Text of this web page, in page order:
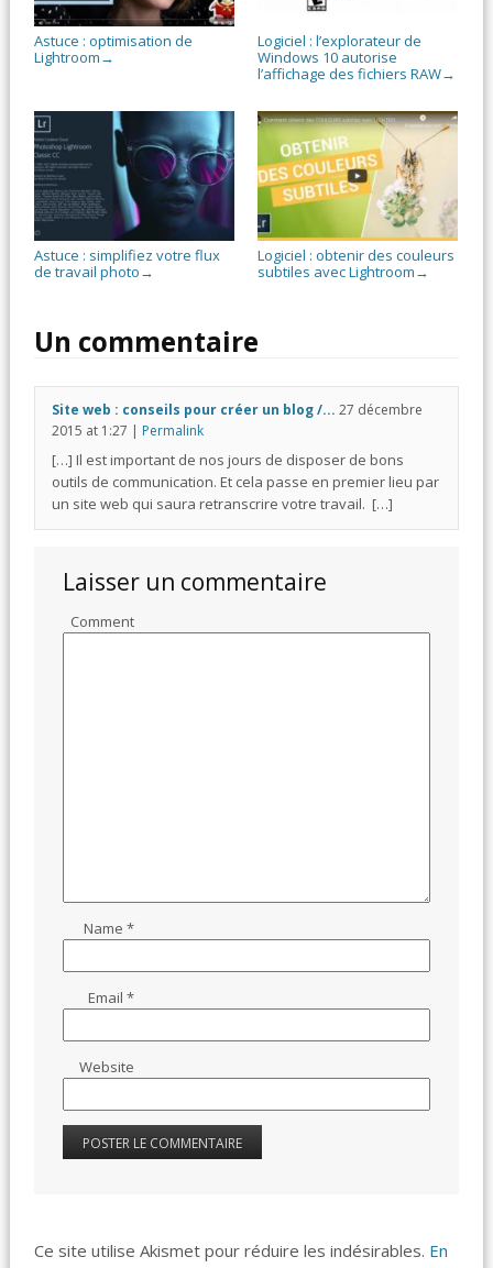
Astuce : optimisation de
Lightroom →
Logiciel : l’explorateur de
Windows 10 autorise
l’affichage des fichiers RAW→
Astuce : simplifiez votre flux
de travail photo →
Logiciel : obtenir des couleurs
subtiles avec Lightroom →
Un commentaire
Site web : conseils pour créer un blog /... 27 décembre
2015 at 1:27 | Permalink
[…] Il est important de nos jours de disposer de bons
outils de communication. Et cela passe en premier lieu par
un site web qui saura retranscrire votre travail. […]
Laisser un commentaire
Comment
Name*
Email*
Website
Ce site utilise Akismet pour réduire les indésirables. En